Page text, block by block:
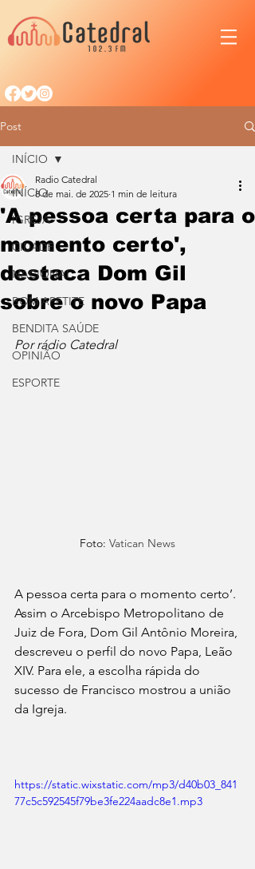
Post
INÍCIO
IGREJA
CIDADE
NACIONAL
BOM APETITE
BENDITA SAÚDE
OPINIÃO
ESPORTE
INÍCIO
'A pessoa certa para o
momento certo',
destaca Dom Gil
sobre o novo Papa
Radio Catedral
8 de mai. de 2025 1 min de leitura
Por rádio Catedral
Foto: Vatican News
A pessoa certa para o momento certo’.
Assim o Arcebispo Metropolitano de
Juiz de Fora, Dom Gil Antônio Moreira,
descreveu o perfil do novo Papa, Leão
XIV. Para ele, a escolha rápida do
sucesso de Francisco mostrou a união
da Igreja.
https://static.wixstatic.com/mp3/d40b03_841
77c5c592545f79be3fe224aadc8e1.mp3